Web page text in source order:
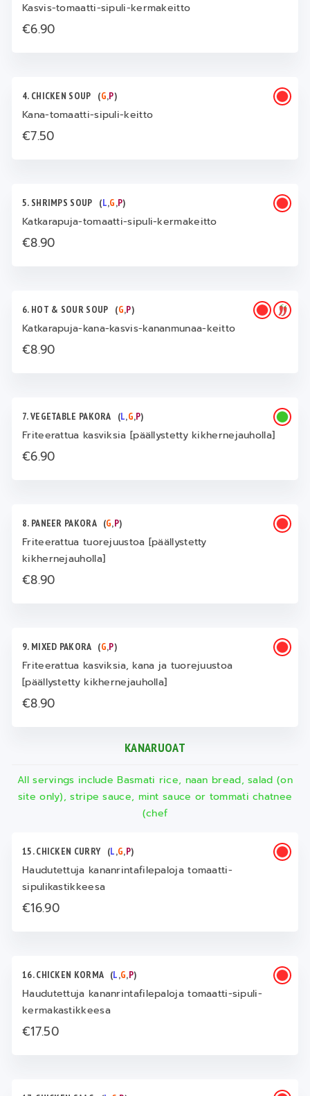
Kasvis-tomaatti-sipuli-kermakeitto
€6.90
4. CHICKEN SOUP (G,P)
Kana-tomaatti-sipuli-keitto
€7.50
5. SHRIMPS SOUP (L,G,P)
Katkarapuja-tomaatti-sipuli-kermakeitto
€8.90
6. HOT & SOUR SOUP (G,P)
Katkarapuja-kana-kasvis-kananmunaa-keitto
€8.90
7. VEGETABLE PAKORA (L,G,P)
Friteerattua kasviksia [päällystetty kikhernejauholla]
€6.90
8. PANEER PAKORA (G,P)
Friteerattua tuorejuustoa [päällystetty
kikhernejauholla]
€8.90
9. MIXED PAKORA (G,P)
Friteerattua kasviksia, kana ja tuorejuustoa
[päällystetty kikhernejauholla]
€8.90
KANARUOAT
All servings include Basmati rice, naan bread, salad (on
site only), stripe sauce, mint sauce or tommati chatnee
(chef
15. CHICKEN CURRY (L,G,P)
Haudutettuja kananrintafilepaloja tomaatti-
sipulikastikkeesa
€16.90
16. CHICKEN KORMA (L,G,P)
Haudutettuja kananrintafilepaloja tomaatti-sipuli-
kermakastikkeesa
€17.50